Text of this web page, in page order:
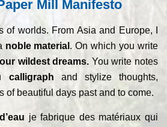
Mill Manifesto
of worlds. From Asia and Europe, I
noble material . On which you write
wildest dreams. You write notes
calligraph and stylize thoughts,
of beautiful days past and to come.
je fabrique des matériaux qui